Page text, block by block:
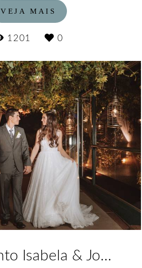
VEJA MAIS
1201 0
Casamento Isabela & João Pedro